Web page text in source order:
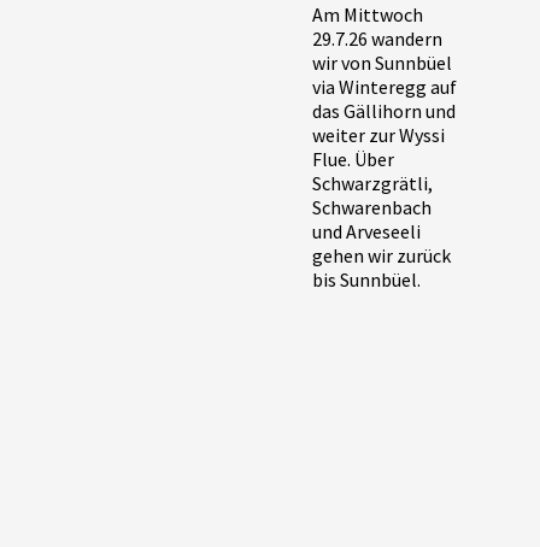
Am Mittwoch
29.7.26 wandern
wir von Sunnbüel
via Winteregg auf
das Gällihorn und
weiter zur Wyssi
Flue. Über
Schwarzgrätli,
Schwarenbach
und Arveseeli
gehen wir zurück
bis Sunnbüel.